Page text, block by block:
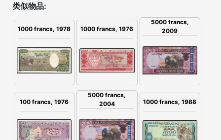
类似物品:
1000 francs, 1978 1000 francs, 1976
5000 francs,
2009
100 francs, 1976
5000 francs,
2004
1000 francs, 1988